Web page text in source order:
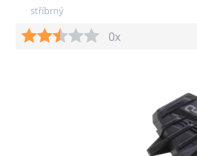
stříbrný
0x